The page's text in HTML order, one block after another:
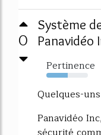
0
Système
Panavidéo
Pertinence
51%
Quelques-
Panavidéo